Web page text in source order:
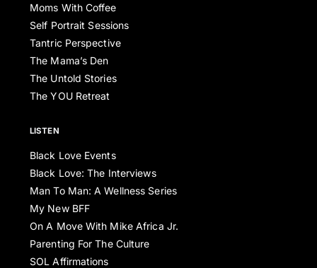
Moms With Coffee
Self Portrait Sessions
Tantric Perspective
The Mama’s Den
The Untold Stories
The YOU Retreat
LISTEN
Black Love Events
Black Love: The Interviews
Man To Man: A Wellness Series
My New BFF
On A Move With Mike Africa Jr.
Parenting For The Culture
SOL Affirmations